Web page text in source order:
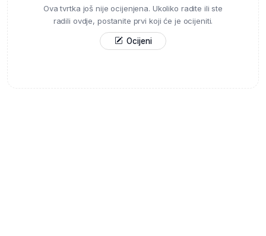
Ova tvrtka još nije ocijenjena. Ukoliko radite ili ste
radili ovdje, postanite prvi koji će je ocijeniti.
Ocijeni